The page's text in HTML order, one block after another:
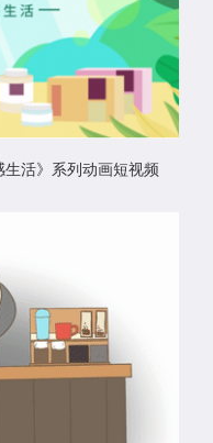
活》系列动画短视频